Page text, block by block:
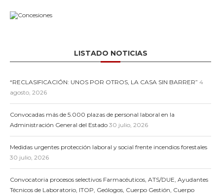
LISTADO NOTICIAS
“RECLASIFICACIÓN: UNOS POR OTROS, LA CASA SIN BARRER” 4
agosto, 2026
Convocadas más de 5.000 plazas de personal laboral en la
Administración General del Estado 30 julio, 2026
Medidas urgentes protección laboral y social frente incendios forestales
30 julio, 2026
Convocatoria procesos selectivos Farmacéuticos, ATS/DUE, Ayudantes
Técnicos de Laboratorio, ITOP, Geólogos, Cuerpo Gestión, Cuerpo